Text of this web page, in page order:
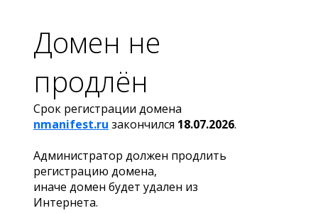
Домен не
продлён
Срок регистрации домена
nmanifest.ru закончился 18.07.2026.
Администратор должен продлить
регистрацию домена,
иначе домен будет удален из
Интернета.